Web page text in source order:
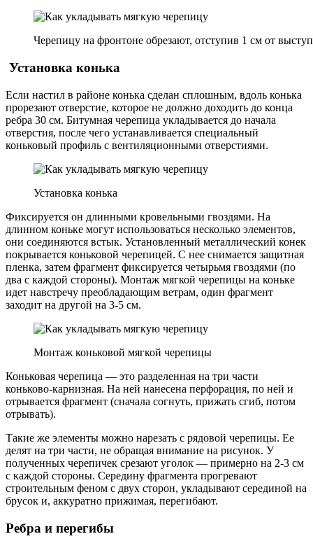
Черепицу на фронтоне обрезают, отступив 1 см от
Установка конька
Если настил в районе конька сделан сплошным, вдоль конька
прорезают отверстие, которое не должно доходить до конца
ребра 30 см. Битумная черепица укладывается до начала
отверстия, после чего устанавливается специальный
коньковый профиль с вентиляционными отверстиями.
Установка конька
Фиксируется он длинными кровельными гвоздями. На
длинном коньке могут использоваться несколько элементов,
они соединяются встык. Установленный металлический конек
покрывается коньковой черепицей. С нее снимается защитная
пленка, затем фрагмент фиксируется четырьмя гвоздями (по
два с каждой стороны). Монтаж мягкой черепицы на коньке
идет навстречу преобладающим ветрам, один фрагмент
заходит на другой на 3-5 см.
Монтаж коньковой мягкой черепицы
Коньковая черепица — это разделенная на три части
коньково-карнизная. На ней нанесена перфорация, по ней и
отрывается фрагмент (сначала согнуть, прижать сгиб, потом
отрывать).
Такие же элементы можно нарезать с рядовой черепицы. Ее
делят на три части, не обращая внимание на рисунок. У
полученных черепичек срезают уголок — примерно на 2-3 см
с каждой стороны. Середину фрагмента прогревают
строительным феном с двух сторон, укладывают серединой на
брусок и, аккуратно прижимая, перегибают.
Ребра и перегибы